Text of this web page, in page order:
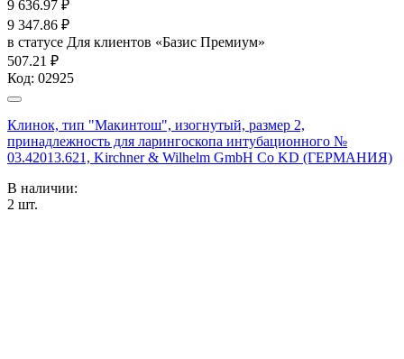
9 636.97 ₽
9 347.86 ₽
в статусе Для клиентов «Базис Премиум»
507.21 ₽
Код: 02925
Клинок, тип "Макинтош", изогнутый, размер 2,
принадлежность для ларингоскопа интубационного №
03.42013.621, Kirchner & Wilhelm GmbH Co KD (ГЕРМАНИЯ)
В наличии:
2 шт.